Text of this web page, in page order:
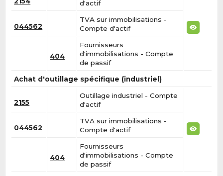
d'actif
044562
TVA sur immobilisations -
Compte d'actif
404
Fournisseurs
d'immobilisations - Compte
de passif
Achat d'outillage spécifique (industriel)
2155
Outillage industriel - Compte
d'actif
044562
TVA sur immobilisations -
Compte d'actif
404
Fournisseurs
d'immobilisations - Compte
de passif